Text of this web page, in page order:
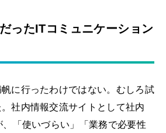
ったITコミュニケーション
に行ったわけではない。むしろ試
社内情報交流サイトとして社内
「使いづらい」「業務で必要性